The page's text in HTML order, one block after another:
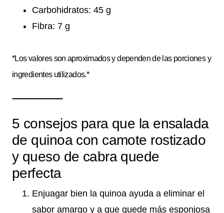
Carbohidratos: 45 g
Fibra: 7 g
*Los valores son aproximados y dependen de las porciones y
ingredientes utilizados.*
5 consejos para que la ensalada
de quinoa con camote rostizado
y queso de cabra quede
perfecta
Enjuagar bien la quinoa ayuda a eliminar el
sabor amargo y a que quede más esponjosa